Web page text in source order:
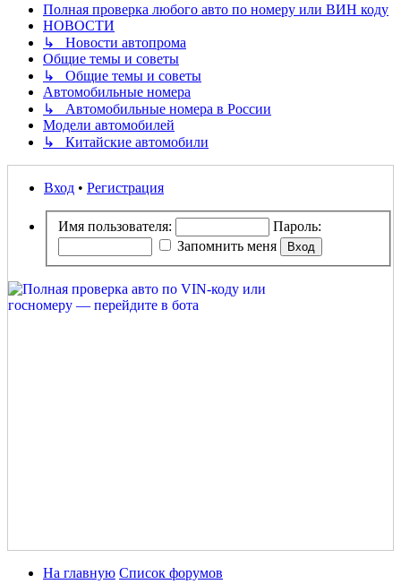
Полная проверка любого авто по номеру или ВИН коду
НОВОСТИ
↳ Новости автопрома
Общие темы и советы
↳ Общие темы и советы
Автомобильные номера
↳ Автомобильные номера в России
Модели автомобилей
↳ Китайские автомобили
Вход • Регистрация
Имя пользователя:
Пароль:
Запомнить меня
На главную Список форумов